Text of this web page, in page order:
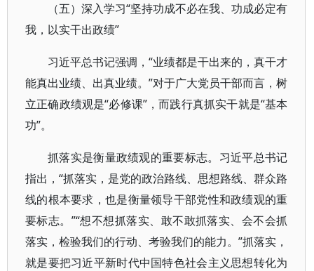
（五）深入学习“坚持功成不必在我、功成必定有
我，以实干出政绩”
习近平总书记强调，“业绩都是干出来的，真干才
能真出业绩、出真业绩。”对于广大党员干部而言，树
立正确政绩观是“必修课”，而践行真抓实干就是“基本
功”。
抓落实是衡量政绩观的重要标志。习近平总书记
指出，“抓落实，是党的政治路线、思想路线、群众路
线的根本要求，也是衡量领导干部党性和政绩观的重
要标志。”“想不想抓落实、敢不敢抓落实、会不会抓
落实，检验我们的行动、考验我们的能力。”抓落实，
就是要把习近平新时代中国特色社会主义思想转化为